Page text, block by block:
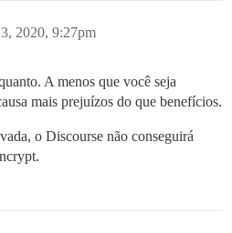
2020, 9:27pm
A menos que você seja
mais prejuízos do que benefícios.
o Discourse não conseguirá